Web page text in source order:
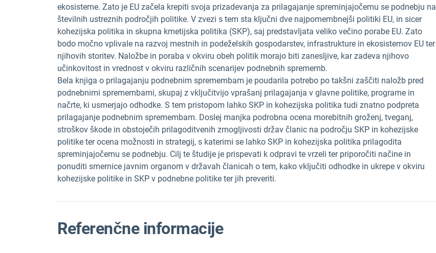
ekosisteme. Zato je EU začela krepiti svoja prizadevanja za prilagajanje spreminjajočemu se podnebju na
številnih ustreznih področjih politike. V zvezi s tem sta ključni dve najpomembnejši politiki EU, in sicer
kohezijska politika in skupna kmetijska politika (SKP), saj predstavljata veliko večino porabe EU. Zato
bodo močno vplivale na razvoj mestnih in podeželskih gospodarstev, infrastrukture in ekosistemov EU ter
njihovih storitev. Naložbe in poraba v okviru obeh politik morajo biti zanesljive, kar zadeva njihovo
učinkovitost in vrednost v okviru različnih scenarijev podnebnih sprememb.
Bela knjiga o prilagajanju podnebnim spremembam je poudarila potrebo po takšni zaščiti naložb pred
podnebnimi spremembami, skupaj z vključitvijo vprašanj prilagajanja v glavne politike, programe in
načrte, ki usmerjajo odhodke. S tem pristopom lahko SKP in kohezijska politika tudi znatno podpreta
prilagajanje podnebnim spremembam. Doslej manjka podrobna ocena morebitnih groženj, tveganj,
stroškov škode in obstoječih prilagoditvenih zmogljivosti držav članic na področju SKP in kohezijske
politike ter ocena možnosti in strategij, s katerimi se lahko SKP in kohezijska politika prilagodita
spreminjajočemu se podnebju. Cilj te študije je prispevati k odpravi te vrzeli ter priporočiti načine in
ponuditi smernice javnim organom v državah članicah o tem, kako vključiti odhodke in ukrepe v okviru
kohezijske politike in SKP v podnebne politike ter jih preveriti.
Referenčne informacije